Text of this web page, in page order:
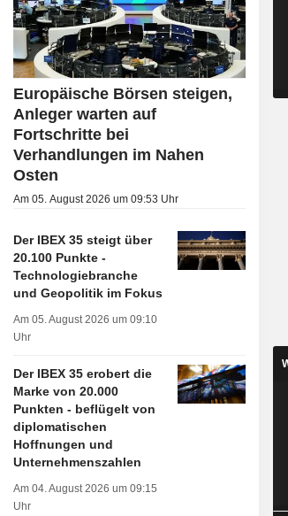
Europäische Börsen steigen,
Anleger warten auf
Fortschritte bei
Verhandlungen im Nahen
Osten
Am 05. August 2026 um 09:53 Uhr
Der IBEX 35 steigt über
20.100 Punkte -
Technologiebranche
und Geopolitik im Fokus
Am 05. August 2026 um 09:10
Uhr
Der IBEX 35 erobert die
Marke von 20.000
Punkten - beflügelt von
diplomatischen
Hoffnungen und
Unternehmenszahlen
Am 04. August 2026 um 09:15
Uhr